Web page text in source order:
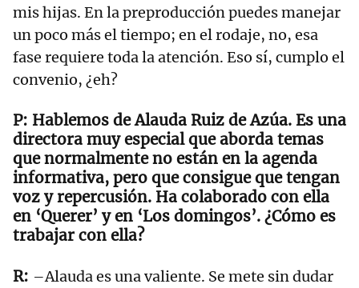
mis hijas. En la preproducción puedes manejar
un poco más el tiempo; en el rodaje, no, esa
fase requiere toda la atención. Eso sí, cumplo el
convenio, ¿eh?
Hablemos de Alauda Ruiz de Azúa. Es una
directora muy especial que aborda temas
que normalmente no están en la agenda
informativa, pero que consigue que tengan
voz y repercusión. Ha colaborado con ella
en ‘Querer’ y en ‘Los domingos’. ¿Cómo es
trabajar con ella?
–Alauda es una valiente. Se mete sin dudar